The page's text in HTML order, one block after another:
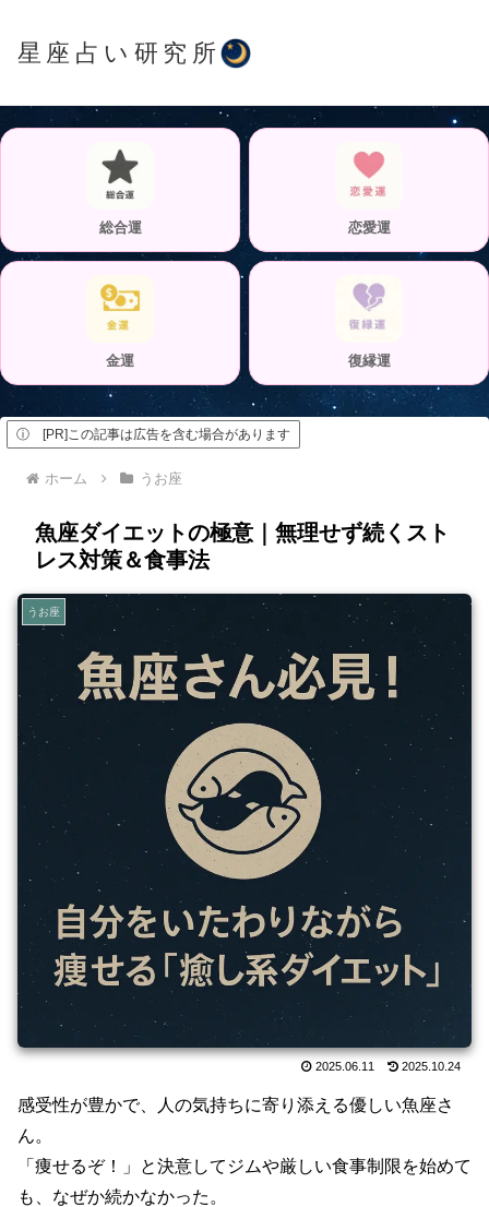
星座占い研究所
総合運 恋愛運
金運 復縁運
ⓘ [PR]この記事は広告を含む場合があります
ホーム うお座
魚座ダイエットの極意｜無理せず続くスト
レス対策＆食事法
うお座
2025.06.11 2025.10.24
感受性が豊かで、人の気持ちに寄り添える優しい魚座さ
ん。
「痩せるぞ！」と決意してジムや厳しい食事制限を始めて
も、なぜか続かなかった。